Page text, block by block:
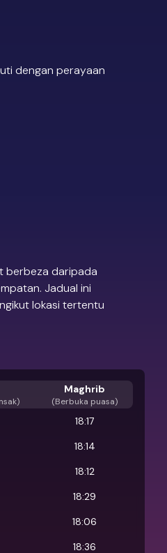
dengan perayaan
berbeza daripada
Jadual ini
lokasi tertentu
)
Maghrib
(Berbuka puasa)
18:17
18:14
18:12
18:29
18:06
18:36